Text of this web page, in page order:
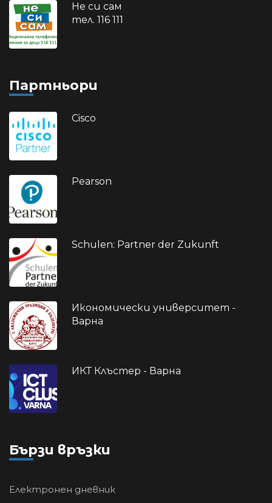
Не си сам
тел. 116 111
Партньори
Cisco
Pearson
Schulen: Partner der Zukunft
Икономически университет -
Варна
ИКТ Клъстер - Варна
Бързи връзки
Електронен дневник